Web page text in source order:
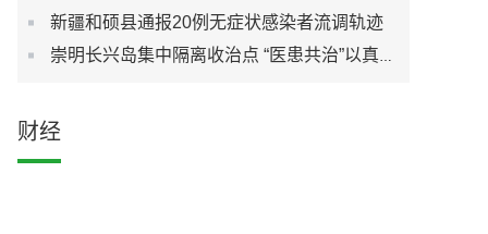
新疆和硕县通报20例无症状感染者流调轨迹
崇明长兴岛集中隔离收治点 “医患共治”以真心换真心
财经